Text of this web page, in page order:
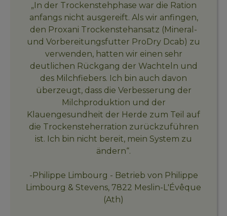
„In der Trockenstehphase war die Ration
anfangs nicht ausgereift. Als wir anfingen,
den Proxani Trockenstehansatz (Mineral-
und Vorbereitungsfutter ProDry Dcab) zu
verwenden, hatten wir einen sehr
deutlichen Rückgang der Wachteln und
des Milchfiebers. Ich bin auch davon
überzeugt, dass die Verbesserung der
Milchproduktion und der
Klauengesundheit der Herde zum Teil auf
die Trockensteherration zurückzuführen
ist. Ich bin nicht bereit, mein System zu
ändern“.
-Philippe Limbourg - Betrieb von Philippe
Limbourg & Stevens, 7822 Meslin-L'Évêque
(Ath)